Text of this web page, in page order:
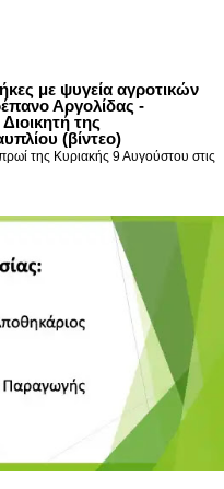
με ψυγεία αγροτικών
Αργολίδας -
της
(βίντεο)
της Κυριακής 9 Αυγούστου στις